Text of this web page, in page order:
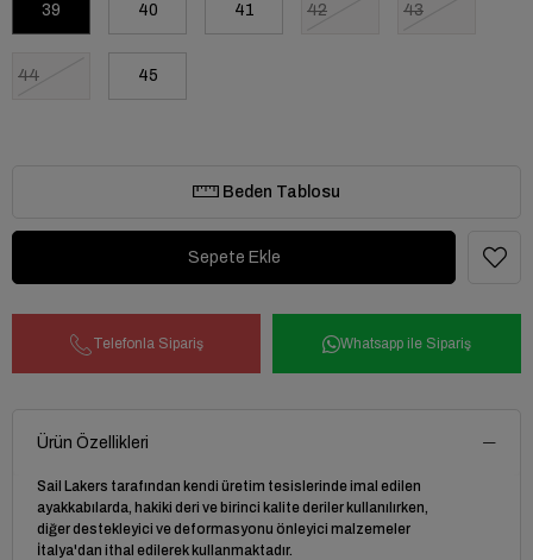
39 40 41 42 43
44 45
Beden Tablosu
Telefonla Sipariş Whatsapp ile Sipariş
Ürün Özellikleri
Sail Lakers tarafından kendi üretim tesislerinde imal edilen
ayakkabılarda, hakiki deri ve birinci kalite deriler kullanılırken,
diğer destekleyici ve deformasyonu önleyici malzemeler
İtalya'dan ithal edilerek kullanmaktadır.